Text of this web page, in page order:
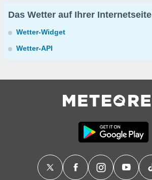
Das Wetter auf Ihrer Internetseite
Wetter-Widget
Wetter-API